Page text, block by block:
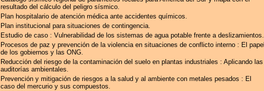
resultado del cálculo del peligro sísmico.
Plan hospitalario de atención médica ante accidentes químicos.
Plan institucional para situaciones de contingencia.
Estudio de caso : Vulnerabilidad de los sistemas de agua potable frente a deslizamientos.
Procesos de paz y prevención de la violencia en situaciones de conflicto interno : El papel
de los gobiernos y las ONG.
Reducción del riesgo de la contaminación del suelo en plantas industriales : Aplicando las
auditorías ambientales.
Prevención y mitigación de riesgos a la salud y al ambiente con metales pesados : El
caso del mercurio y sus compuestos.